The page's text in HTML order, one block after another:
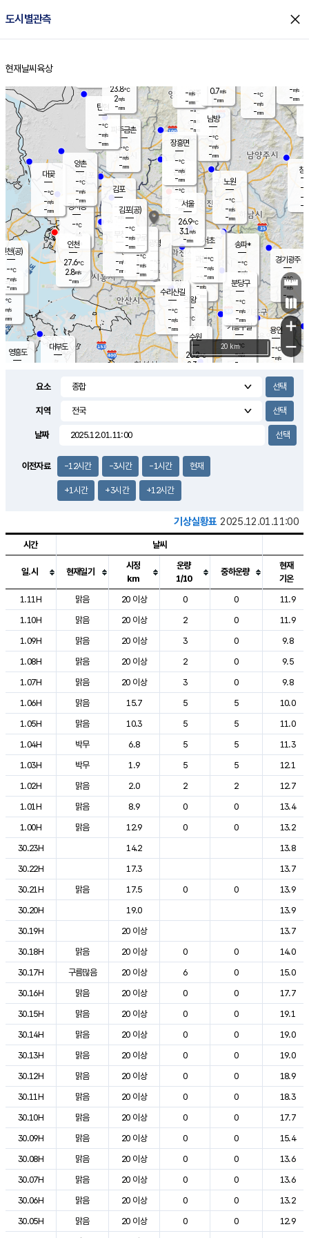
도시별관측 close
홈
현재날씨 육상
의도
℃
m/s
mm
영흥도
양주
-℃
-m/s
-mm
과천
- ℃
-m/s
- mm
용인
-℃
-m/s
경기광주
-℃
-m/s
-mm
- m/s
대부도
경서동
-℃
- m/s
-mm
파주금촌
-℃
-m/s
-mm
-℃
-m/s
-mm
대곶
-℃
-m/s
-mm
창
-
-m/
-
탄현
-℃
-m/s
-mm
-m/s
-mm
의왕
- ℃
m/s
mm
김포
- ℃
-m/s
광명
- ℃
-m/s
-mm
부천
-℃
-m/s
-mm
양촌
-℃
-m/s
-mm
구로
-℃
-m/s
-mm
은평
-℃
-m/s
- mm
노원
-℃
-m/s
-mm
송파*
-℃
-m/s
-mm
서초
-℃
-m/s
-mm
남방
-℃
-m/s
-mm
기흥구갈
-℃
-m/s
-
수리산길
-℃
-m/s
-mm
분당구
-℃
-m/s
-mm
장흥면
-℃
-m/s
-mm
-m/s
-mm
인천(공)
-℃
-m/s
-mm
김포(공)
-℃
-m/s
-mm
수원
26.2℃
2.3 m/s
인천
27.6℃
2.8m/s
-mm
서울
26.9℃
3.1 m/s
-mm
23.8℃
2m/s
-mm
0.7m/s
-mm
+
−
20 km
요소
지역
날짜
이전자료 -12시간 -3시간 -1시간 현재
+1시간 +3시간 +12시간
기상실황표 2025.12.01.11:00
도시별 기상실황표로 지점, 날씨, 기온, 강수, 바람, 기압등을 안내한 표입
시간 날씨
일.시 현재일기
시정
km
운량
1/10
중하운량
현재
기온
1.11H
맑음 20 이상 0 0
11.9
1.10H
맑음 20 이상 2 0
11.9
1.09H
맑음 20 이상 3 0
9.8
1.08H
맑음 20 이상 2 0
9.5
1.07H
맑음 20 이상 3 0
9.8
1.06H
맑음 15.7 5 5
10.0
1.05H
맑음 10.3 5 5
11.0
1.04H
박무 6.8 5 5
11.3
1.03H
박무 1.9 5 5
12.1
1.02H
맑음 2.0 2 2
12.7
1.01H
맑음 8.9 0 0
13.4
1.00H
맑음 12.9 0 0
13.2
30.23H
14.2
13.8
30.22H
17.3
13.7
30.21H
맑음 17.5 0 0
13.9
30.20H
19.0
13.9
30.19H
20 이상
13.7
30.18H
맑음 20 이상 0 0
14.0
30.17H
구름많음 20 이상 6 0
15.0
30.16H
맑음 20 이상 0 0
17.7
30.15H
맑음 20 이상 0 0
19.1
30.14H
맑음 20 이상 0 0
19.0
30.13H
맑음 20 이상 0 0
19.0
30.12H
맑음 20 이상 0 0
18.9
30.11H
맑음 20 이상 0 0
18.3
30.10H
맑음 20 이상 0 0
17.7
30.09H
맑음 20 이상 0 0
15.4
30.08H
맑음 20 이상 0 0
13.6
30.07H
맑음 20 이상 0 0
13.6
30.06H
맑음 20 이상 0 0
13.2
30.05H
맑음 20 이상 0 0
12.9